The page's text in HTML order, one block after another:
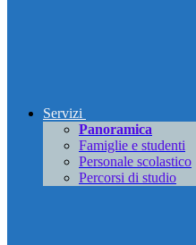
Servizi
Panoramica
Famiglie e studenti
Personale scolastico
Percorsi di studio